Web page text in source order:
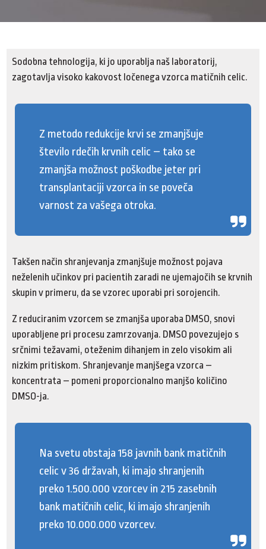
Sodobna tehnologija, ki jo uporablja naš laboratorij,
zagotavlja visoko kakovost ločenega vzorca matičnih celic.
Z metodo redukcije krvi se zmanjšuje
število rdečih krvnih celic – tako se
zmanjša možnost poškodbe jeter pri
transplantaciji vzorca in se poveča
varnost za vašega otroka.
Takšen način shranjevanja zmanjšuje možnost pojava
neželenih učinkov pri pacientih zaradi ne ujemajočih se krvnih
skupin v primeru, da se vzorec uporabi pri sorojencih.
Z reduciranim vzorcem se zmanjša uporaba DMSO, snovi
uporabljene pri procesu zamrzovanja. DMSO povezujejo s
srčnimi težavami, oteženim dihanjem in zelo visokim ali
nizkim pritiskom. Shranjevanje manjšega vzorca –
koncentrata – pomeni proporcionalno manjšo količino
DMSO-ja.
Na svetu obstaja 158 javnih bank matičnih
celic v 36 državah, ki imajo shranjenih
preko 1.500.000 vzorcev in 215 zasebnih
bank matičnih celic, ki imajo shranjenih
preko 10.000.000 vzorcev.